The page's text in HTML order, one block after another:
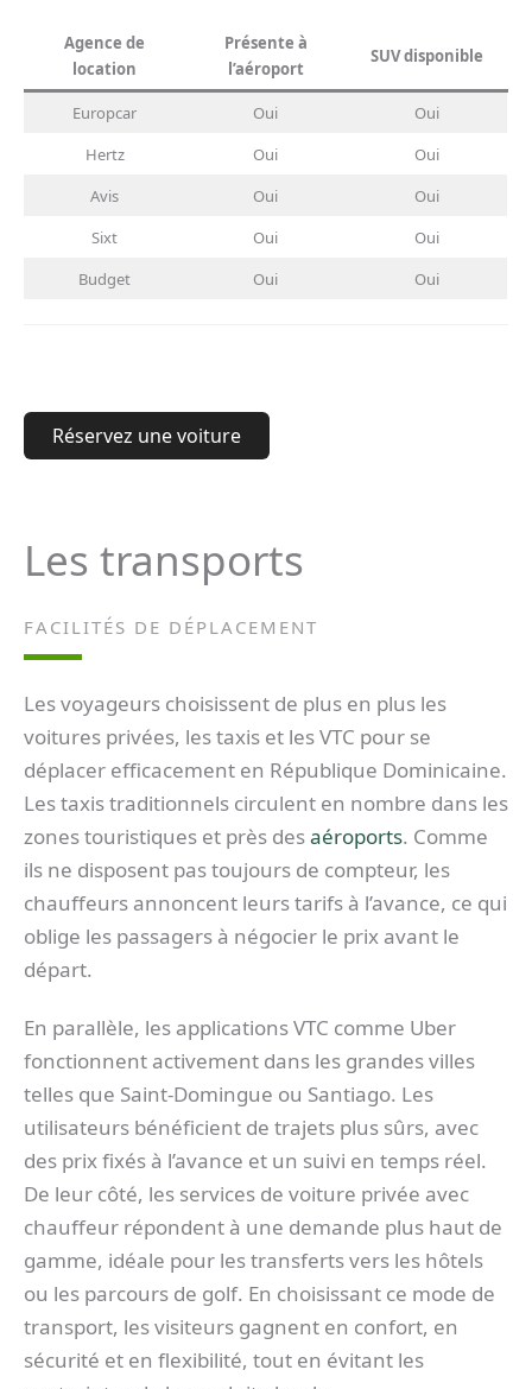
Agence de
location
Présente à
l’aéroport
SUV disponible
Europcar Oui
Oui
Hertz
Oui
Oui
Avis
Oui
Oui
Sixt
Oui
Oui
Budget
Oui Oui
Réservez une voiture
Les transports
FACILITÉS DE DÉPLACEMENT
Les voyageurs choisissent de plus en plus les
voitures privées, les taxis et les VTC pour se
déplacer efficacement en République Dominicaine.
Les taxis traditionnels circulent en nombre dans les
zones touristiques et près desaéroports. Comme
ils ne disposent pas toujours de compteur, les
chauffeurs annoncent leurs tarifs à l’avance, ce qui
oblige les passagers à négocier le prix avant le
départ.
En parallèle, les applications VTC comme Uber
fonctionnent activement dans les grandes villes
telles que Saint-Domingue ou Santiago. Les
utilisateurs bénéficient de trajets plus sûrs, avec
des prix fixés à l’avance et un suivi en temps réel.
De leur côté, les services de voiture privée avec
chauffeur répondent à une demande plus haut de
gamme, idéale pour les transferts vers les hôtels
ou les parcours de golf. En choisissant ce mode de
transport, les visiteurs gagnent en confort, en
sécurité et en flexibilité, tout en évitant les